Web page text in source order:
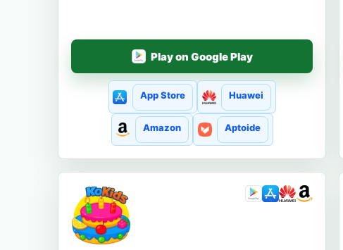
Play on Google Play
App Store Huawei
Amazon Aptoide